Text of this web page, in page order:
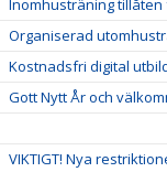
Organiserad
Kostnadsfri digital
Gott Nytt År och
VIKTIGT! Nya